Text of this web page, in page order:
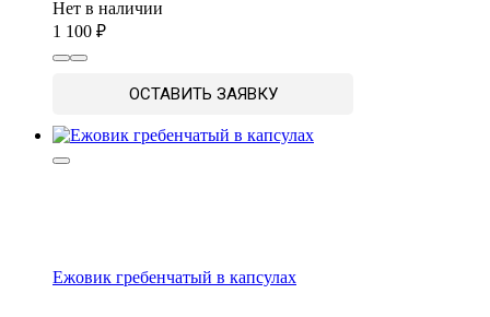
Нет в наличии
1 100
ОСТАВИТЬ ЗАЯВКУ
Ежовик гребенчатый в капсулах